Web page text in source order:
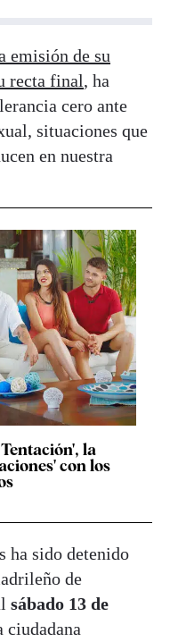
emisión de su
recta final, ha
cero ante
situaciones que
en nuestra
la
con los
ha sido detenido
de
sábado 13 de
ciudadana